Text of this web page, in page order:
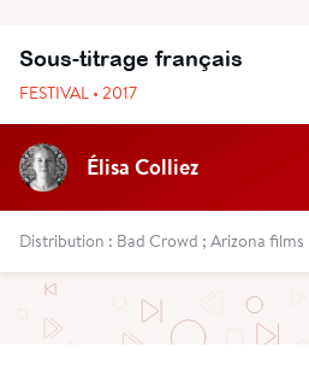
Sous-titrage français
FESTIVAL • 2017
Élisa Colliez
Distribution : Bad Crowd ; Arizona films